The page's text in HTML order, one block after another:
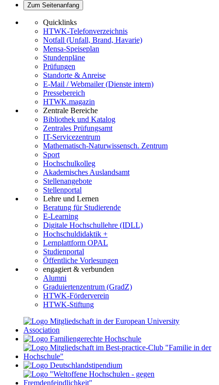
Zum Seitenanfang
Quicklinks
HTWK-Telefonverzeichnis
Notfall (Unfall, Brand, Havarie)
Mensa-Speiseplan
Stundenpläne
Prüfungen
Standorte & Anreise
E-Mail / Webmailer (Dienste intern)
Pressebereich
HTWK.magazin
Zentrale Bereiche
Bibliothek und Katalog
Zentrales Prüfungsamt
IT-Servicezentrum
Mathematisch-Naturwissensch. Zentrum
Sport
Hochschulkolleg
Akademisches Auslandsamt
Stellenangebote
Stellenportal
Lehre und Lernen
Beratung für Studierende
E-Learning
Digitale Hochschullehre (IDLL)
Hochschuldidaktik +
Lernplattform OPAL
Studienportal
Öffentliche Vorlesungen
engagiert & verbunden
Alumni
Graduiertenzentrum (GradZ)
HTWK-Förderverein
HTWK-Stiftung